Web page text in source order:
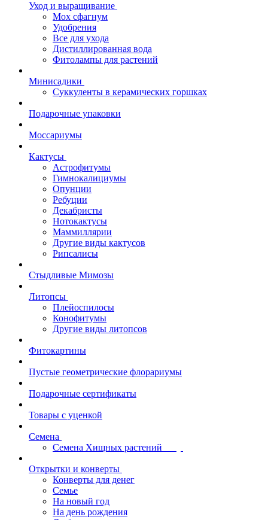
Уход и выращивание
Мох сфагнум
Удобрения
Все для ухода
Дистиллированная вода
Фитолампы для растений
Минисадики
Суккуленты в керамических горшках
Подарочные упаковки
Моссариумы
Кактусы
Астрофитумы
Гимнокалициумы
Опунции
Ребуции
Декабристы
Нотокактусы
Маммиллярии
Другие виды кактусов
Рипсалисы
Стыдливые Мимозы
Литопсы
Плейоспилосы
Конофитумы
Другие виды литопсов
Фитокартины
Пустые геометрические флорариумы
Подарочные сертификаты
Товары с уценкой
Семена
Семена Хищных растений
Открытки и конверты
Конверты для денег
Семье
На новый год
На день рождения